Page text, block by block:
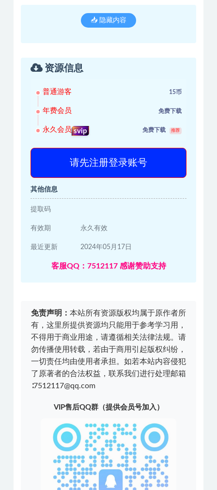
📥 隐藏内容
资源信息
普通游客 15币
年费会员 免费下载
永久会员 svip 免费下载 推荐
请先注册登录账号
其他信息
提取码
有效期 永久有效
最近更新 2024年05月17日
客服QQ：7512117 感谢赞助支持
免责声明： 本站所有资源版权均属于原作者所
有，这里所提供资源均只能用于参考学习用，
不得用于商业用途，请遵循相关法律法规。请
勿传播使用转载，若由于商用引起版权纠纷，
一切责任均由使用者承担。如若本站内容侵犯
了原著者的合法权益，联系我们进行处理邮箱
∶7512117@qq.com
VIP售后QQ群（提供会员号加入）